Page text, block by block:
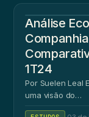
Análise
1T24
Por Suelen Leal
uma visão do…